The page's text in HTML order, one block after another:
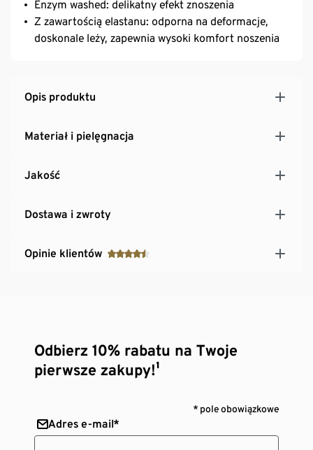
Enzym washed: delikatny efekt znoszenia
Z zawartością elastanu: odporna na deformacje,
doskonale leży, zapewnia wysoki komfort noszenia
Opis produktu
Materiał i pielęgnacja
Jakość
Dostawa i zwroty
Opinie klientów
Odbierz 10% rabatu na Twoje
pierwsze zakupy!¹
* pole obowiązkowe
Adres e-mail*